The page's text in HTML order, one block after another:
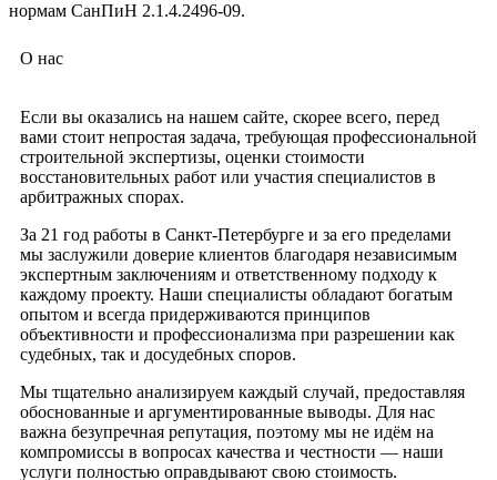
нормам СанПиН 2.1.4.2496-09.
О нас
Если вы оказались на нашем сайте, скорее всего, перед
вами стоит непростая задача, требующая профессиональной
строительной экспертизы, оценки стоимости
восстановительных работ или участия специалистов в
арбитражных спорах.
За 21 год работы в Санкт-Петербурге и за его пределами
мы заслужили доверие клиентов благодаря независимым
экспертным заключениям и ответственному подходу к
каждому проекту. Наши специалисты обладают богатым
опытом и всегда придерживаются принципов
объективности и профессионализма при разрешении как
судебных, так и досудебных споров.
Мы тщательно анализируем каждый случай, предоставляя
обоснованные и аргументированные выводы. Для нас
важна безупречная репутация, поэтому мы не идём на
компромиссы в вопросах качества и честности — наши
услуги полностью оправдывают свою стоимость.